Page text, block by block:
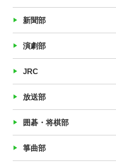
新聞部
演劇部
JRC
放送部
囲碁・将棋部
箏曲部